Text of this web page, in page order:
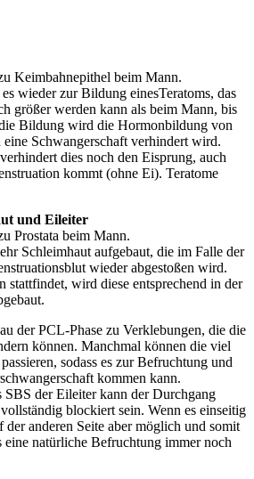
Keimbahnepithel beim Mann.
wieder zur Bildung einesTeratoms, das
größer werden kann als beim Mann, bis
Bildung wird die Hormonbildung von
Schwangerschaft verhindert wird.
dies noch den Eisprung, auch
kommt (ohne Ei). Teratome
und Eileiter
Prostata beim Mann.
Schleimhaut aufgebaut, die im Falle der
wieder abgestoßen wird.
stattfindet, wird diese entsprechend in der
der PCL-Phase zu Verklebungen, die die
können. Manchmal können die viel
sodass es zur Befruchtung und
kommen kann.
der Eileiter kann der Durchgang
blockiert sein. Wenn es einseitig
anderen Seite aber möglich und somit
natürliche Befruchtung immer noch